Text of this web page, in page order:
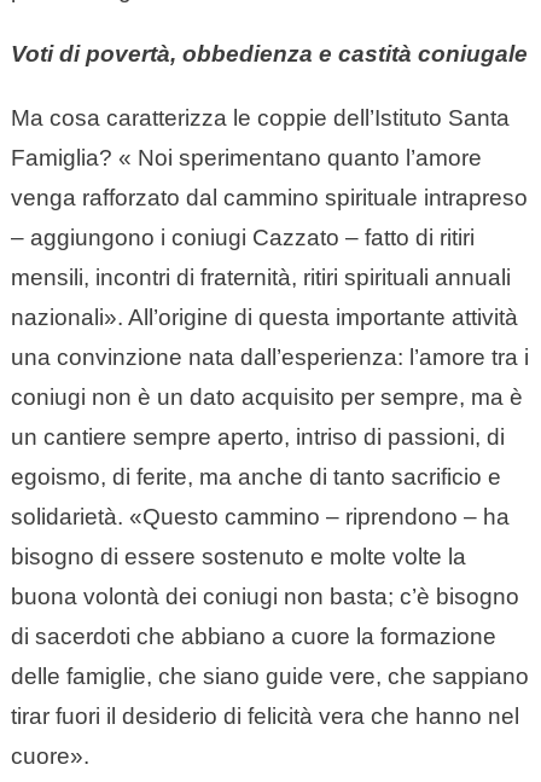
Voti di povertà, obbedienza e castità coniugale
Ma cosa caratterizza le coppie dell’Istituto Santa
Famiglia? « Noi sperimentano quanto l’amore
venga rafforzato dal cammino spirituale intrapreso
– aggiungono i coniugi Cazzato – fatto di ritiri
mensili, incontri di fraternità, ritiri spirituali annuali
nazionali». All’origine di questa importante attività
una convinzione nata dall’esperienza: l’amore tra i
coniugi non è un dato acquisito per sempre, ma è
un cantiere sempre aperto, intriso di passioni, di
egoismo, di ferite, ma anche di tanto sacrificio e
solidarietà. «Questo cammino – riprendono – ha
bisogno di essere sostenuto e molte volte la
buona volontà dei coniugi non basta; c’è bisogno
di sacerdoti che abbiano a cuore la formazione
delle famiglie, che siano guide vere, che sappiano
tirar fuori il desiderio di felicità vera che hanno nel
cuore».